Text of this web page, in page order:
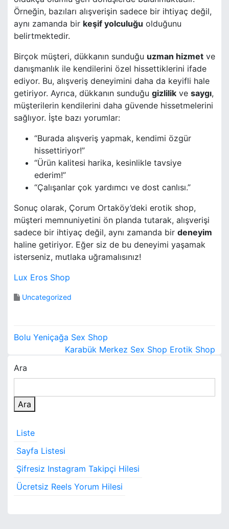
Örneğin, bazıları alışverişin sadece bir ihtiyaç değil,
aynı zamanda bir keşif yolculuğu olduğunu
belirtmektedir.
Birçok müşteri, dükkanın sunduğu uzman hizmet ve
danışmanlık ile kendilerini özel hissettiklerini ifade
ediyor. Bu, alışveriş deneyimini daha da keyifli hale
getiriyor. Ayrıca, dükkanın sunduğu gizlilik ve saygı,
müşterilerin kendilerini daha güvende hissetmelerini
sağlıyor. İşte bazı yorumlar:
“Burada alışveriş yapmak, kendimi özgür
hissettiriyor!”
“Ürün kalitesi harika, kesinlikle tavsiye
ederim!”
“Çalışanlar çok yardımcı ve dost canlısı.”
Sonuç olarak, Çorum Ortaköy’deki erotik shop,
müşteri memnuniyetini ön planda tutarak, alışverişi
sadece bir ihtiyaç değil, aynı zamanda bir deneyim
haline getiriyor. Eğer siz de bu deneyimi yaşamak
isterseniz, mutlaka uğramalısınız!
Lux Eros Shop
Uncategorized
Y
z
ı
g
e
z
i
n
Bolu Yeniçağa Sex Shop
Karabük Merkez Sex Shop Erotik Shop
Ara
Ara
Liste
Sayfa Listesi
Şifresiz Instagram Takipçi Hilesi
Ücretsiz Reels Yorum Hilesi